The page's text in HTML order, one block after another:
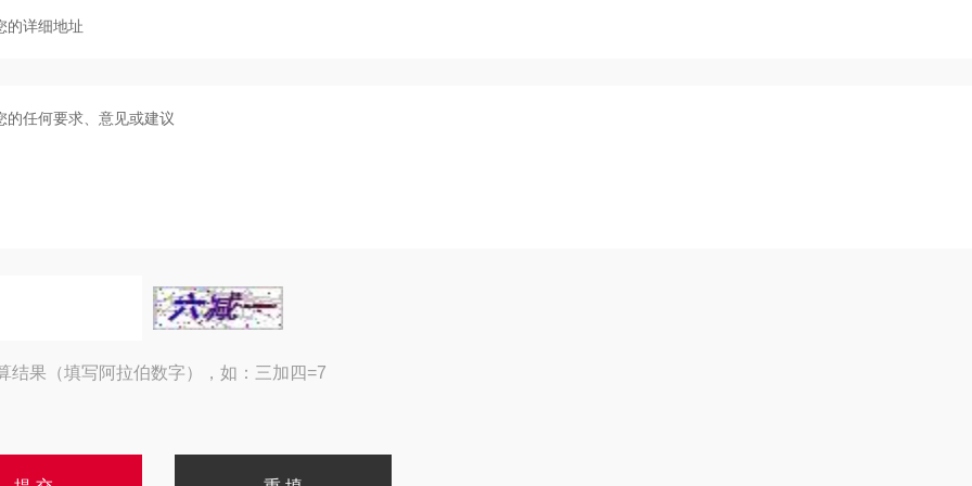
结果（填写阿拉伯数字），如：三加四=7